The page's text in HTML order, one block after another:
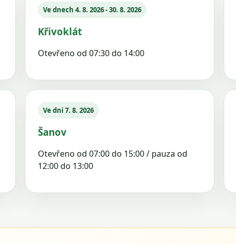
Ve dnech 4. 8. 2026 - 30. 8. 2026
Křivoklát
Otevřeno od 07:30 do 14:00
Ve dni 7. 8. 2026
Šanov
Otevřeno od 07:00 do 15:00 / pauza od
12:00 do 13:00